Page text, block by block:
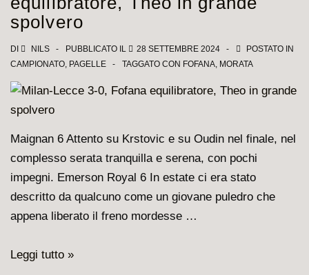
che
la
Supercoppa
è
rossonera?
Ecco
pagelle
degli
uomini
che
hanno
l’Inter
spolvero
DI NILS PUBBLICATO IL 28 SETTEMBRE 2024
POSTATO IN
CAMPIONATO, PAGELLE TAGGATO CON FOFANA, MORATA
Maignan 6 Attento su Krstovic e su Oudin nel finale, nel
complesso serata tranquilla e serena, con pochi
impegni. Emerson Royal 6 In estate ci era stato
descritto da qualcuno come un giovane puledro che
appena liberato il freno mordesse …
Milan-
Leggi tutto »